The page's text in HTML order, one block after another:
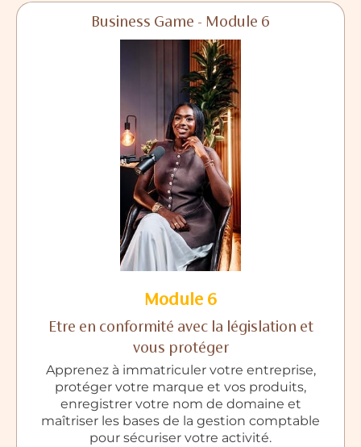
Business Game - Module 6
Module 6
Etre en conformité avec la législation et
vous protéger
Apprenez à immatriculer votre entreprise,
protéger votre marque et vos produits,
enregistrer votre nom de domaine et
maîtriser les bases de la gestion comptable
pour sécuriser votre activité.